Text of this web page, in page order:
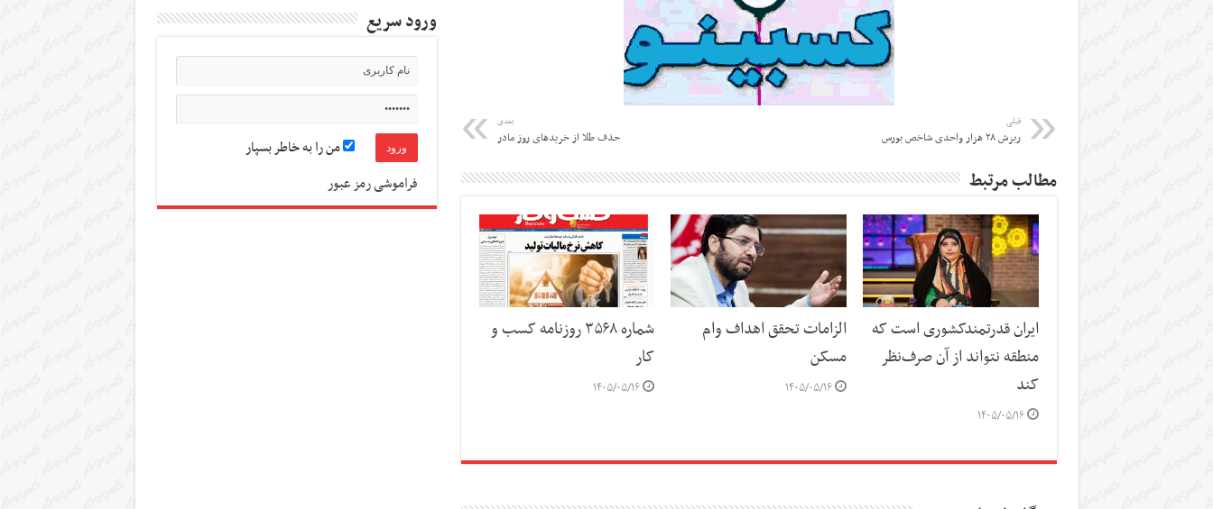
قبلی
ریزش ۲۸ هزار واحدی شاخص بورس
بعدی
حذف طلا از خریدهای روز مادر
مطالب مرتبط
ایران قدرتمندکشوری است که
منطقه نتواند از آن صرف‌نظر
کند
۱۴۰۵/۰۵/۱۶
الزامات تحقق اهداف وام
مسکن
۱۴۰۵/۰۵/۱۶
شماره ۳۵۶۸ روزنامه کسب و
کار
۱۴۰۵/۰۵/۱۶
ورود سریع
من را به خاطر بسپار
فراموشی رمز عبور